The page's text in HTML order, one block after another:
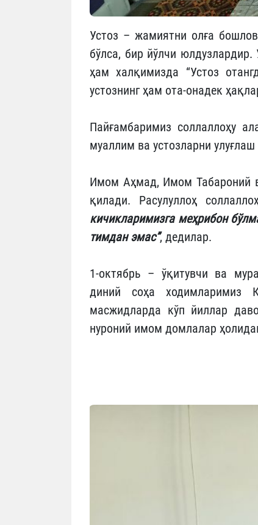
Устоз – жамиятни олға
бўлса, бир йўлчи
ҳам халқи­мизда “Устоз
устознинг ҳам ота-онадек
Пайғамба­римиз соллаллоҳу
муаллим ва устозларни
Имом Аҳмад, Имом Табароний
қилади. Расу­лул­лоҳ
кичикларимизга меҳрибон
тим­дан эмас”, дедилар.
1-октябрь – ўқитувчи ва
диний соҳа ходимларимиз
масжидларда кўп йиллар
нуроний имом домлалар